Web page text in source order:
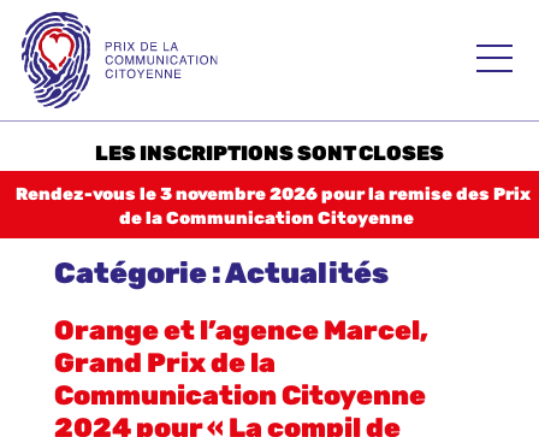
content
Prix de la
Communication
Citoyenne – PCC
Palmarès 2025
2024
2023
Histoire
Règlement
LES INSCRIPTIONS SONT CLOSES
Rendez-vous le 3 novembre 2026 pour la remise des Prix
de la Communication Citoyenne
Catégorie :Actualités
Orange et l’agence Marcel,
Grand Prix de la
Communication Citoyenne
2024 pour « La compil de